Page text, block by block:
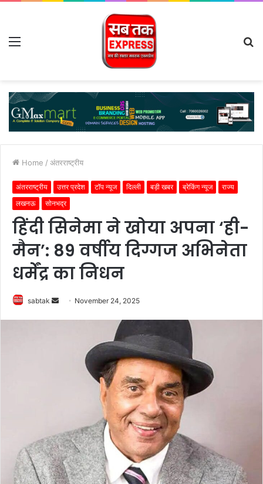
Menu
Home / अंतरराष्ट्रीय
अंतरराष्ट्रीय उत्तर प्रदेश टॉप न्यूज दिल्ली बड़ी खबर ब्रेकिंग न्यूज
राज्य
लखनऊ
सोनभद्र
हिंदी सिनेमा ने खोया अपना ‘ही-
मैन’: 89 वर्षीय दिग्गज अभिनेता
धर्मेंद्र का निधन
sabtak
Send November 24, 2025